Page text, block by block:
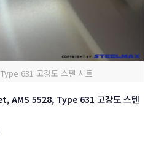
631 고강도 스텐 시트
AMS 5528, Type 631 고강도 스텐